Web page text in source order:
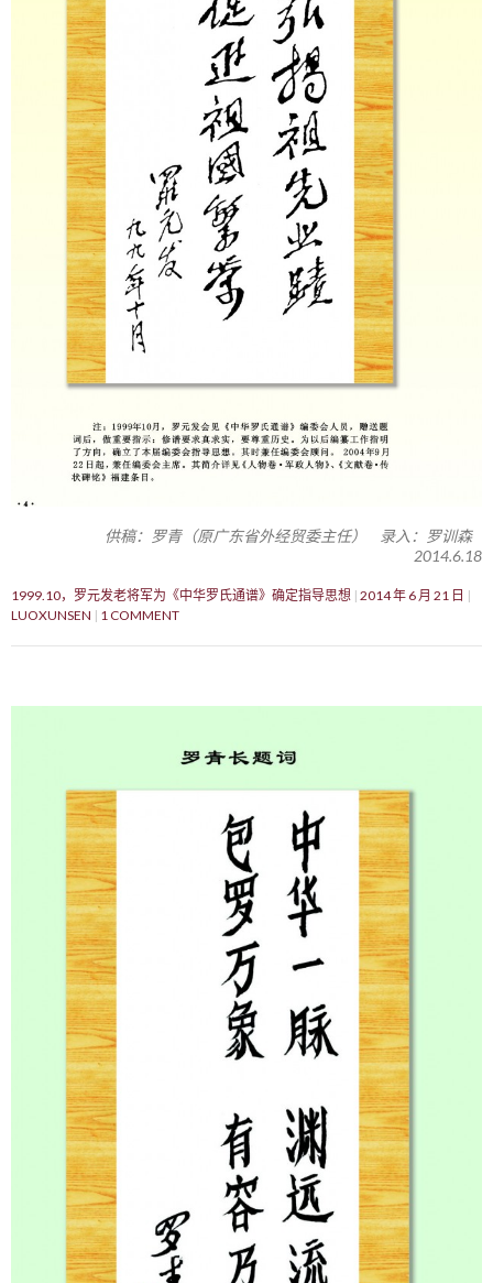
供稿：罗青（原广东省外经贸委主任） 录入：罗训森
2014.6.18
1999.10，罗元发老将军为《中华罗氏通谱》确定指导思想 2014 年 6 月 21 日
LUOXUNSEN
1 COMMENT